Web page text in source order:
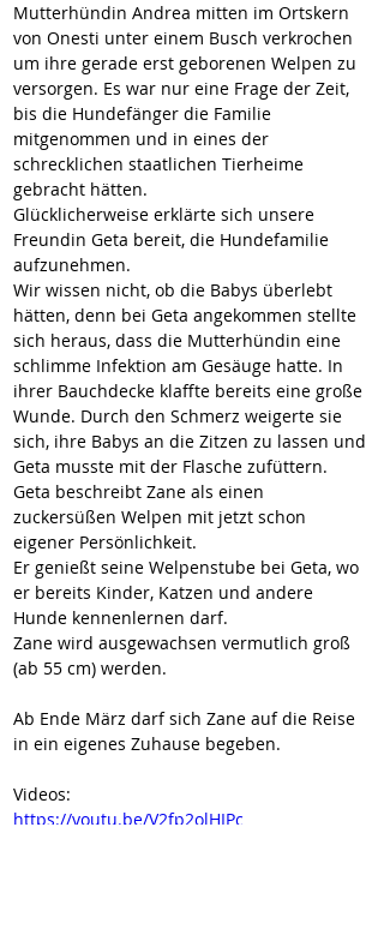
Mutterhündin Andrea mitten im Ortskern
von Onesti unter einem Busch verkrochen
um ihre gerade erst geborenen Welpen zu
versorgen. Es war nur eine Frage der Zeit,
bis die Hundefänger die Familie
mitgenommen und in eines der
schrecklichen staatlichen Tierheime
gebracht hätten.
Glücklicherweise erklärte sich unsere
Freundin Geta bereit, die Hundefamilie
aufzunehmen.
Wir wissen nicht, ob die Babys überlebt
hätten, denn bei Geta angekommen stellte
sich heraus, dass die Mutterhündin eine
schlimme Infektion am Gesäuge hatte. In
ihrer Bauchdecke klaffte bereits eine große
Wunde. Durch den Schmerz weigerte sie
sich, ihre Babys an die Zitzen zu lassen und
Geta musste mit der Flasche zufüttern.
Geta beschreibt Zane als einen
zuckersüßen Welpen mit jetzt schon
eigener Persönlichkeit.
Er genießt seine Welpenstube bei Geta, wo
er bereits Kinder, Katzen und andere
Hunde kennenlernen darf.
Zane wird ausgewachsen vermutlich groß
(ab 55 cm) werden.
Ab Ende März darf sich Zane auf die Reise
in ein eigenes Zuhause begeben.
Videos:
https://youtu.be/V2fp2olHIPc